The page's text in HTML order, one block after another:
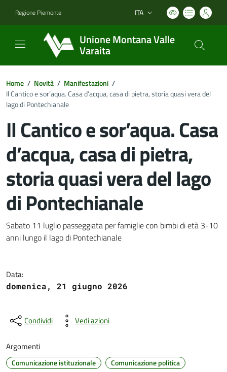
Regione Piemonte Lingua attiva:
ITA
Unione Montana Valle
Varaita
Home / Novità / Manifestazioni /
Il Cantico e sor’aqua. Casa d’acqua, casa di pietra, storia quasi vera del
lago di Pontechianale
Il Cantico e sor’aqua. Casa
d’acqua, casa di pietra,
storia quasi vera del lago
di Pontechianale
Dettagli del documento
Sabato 11 luglio passeggiata per famiglie con bimbi di età 3-10
anni lungo il lago di Pontechianale
Data:
domenica, 21 giugno 2026
Condividi Vedi azioni
Argomenti
Comunicazione istituzionale
Comunicazione politica